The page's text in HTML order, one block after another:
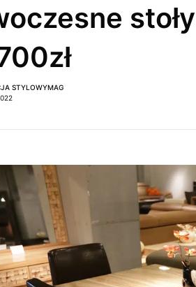
STYLOWYMAG